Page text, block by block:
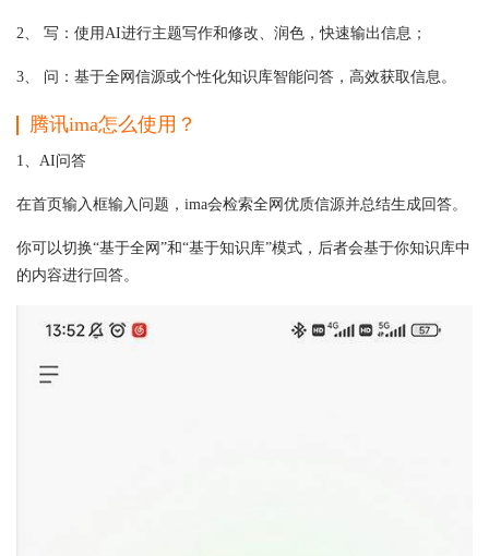
2、 写：使用AI进行主题写作和修改、润色，快速输出信息；
3、 问：基于全网信源或个性化知识库智能问答，高效获取信息。
腾讯ima怎么使用？
1、AI问答
在首页输入框输入问题，ima会检索全网优质信源并总结生成回答。
你可以切换“基于全网”和“基于知识库”模式，后者会基于你知识库中
的内容进行回答。